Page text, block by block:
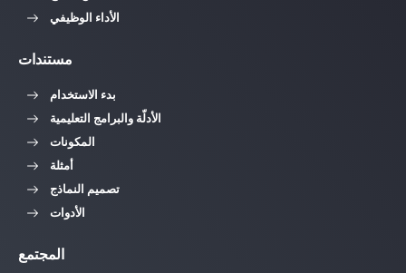
الأداء الوظيفي
مستندات
بدء الاستخدام
الأدلّة والبرامج التعليمية
المكونات
أمثلة
تصميم النماذج
الأدوات
المجتمع